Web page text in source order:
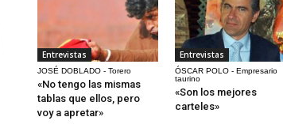
Entrevistas
JOSÉ DOBLADO - Torero
«No tengo las mismas
tablas que ellos, pero
voy a apretar»
Entrevistas
ÓSCAR POLO - Empresario
taurino
«Son los mejores
carteles»